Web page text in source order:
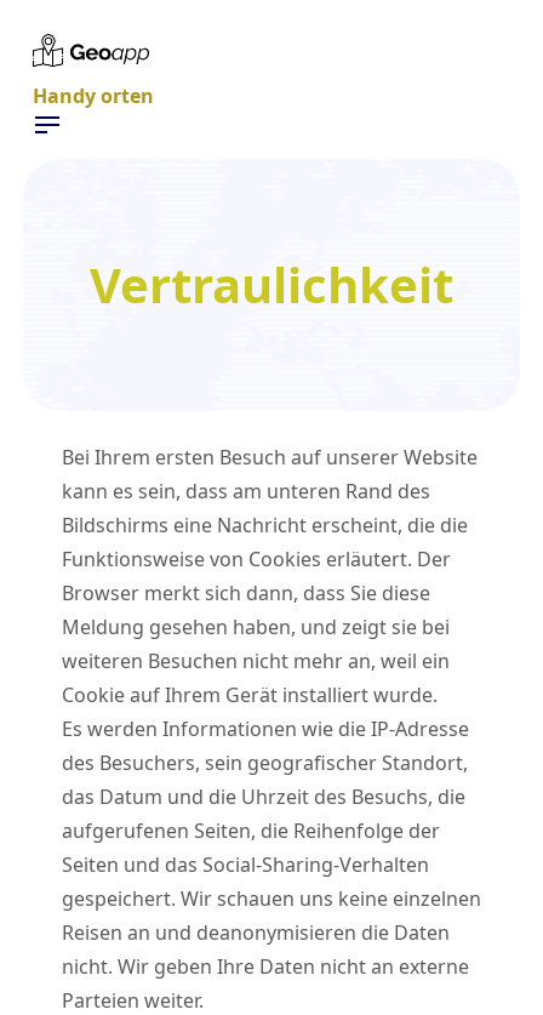
Handy orten
Vertraulichkeit
Bei Ihrem ersten Besuch auf unserer Website
kann es sein, dass am unteren Rand des
Bildschirms eine Nachricht erscheint, die die
Funktionsweise von Cookies erläutert. Der
Browser merkt sich dann, dass Sie diese
Meldung gesehen haben, und zeigt sie bei
weiteren Besuchen nicht mehr an, weil ein
Cookie auf Ihrem Gerät installiert wurde.
Es werden Informationen wie die IP-Adresse
des Besuchers, sein geografischer Standort,
das Datum und die Uhrzeit des Besuchs, die
aufgerufenen Seiten, die Reihenfolge der
Seiten und das Social-Sharing-Verhalten
gespeichert. Wir schauen uns keine einzelnen
Reisen an und deanonymisieren die Daten
nicht. Wir geben Ihre Daten nicht an externe
Parteien weiter.